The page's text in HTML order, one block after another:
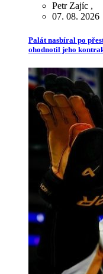
Petr Zajíc ,
07. 08. 2026
Palát nasbíral po
ohodnotil jeho